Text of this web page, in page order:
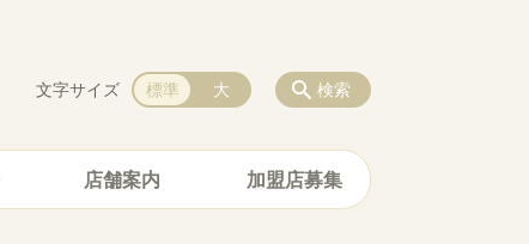
店舗案内 加盟店募集
検索
文字サイズ 標準 大